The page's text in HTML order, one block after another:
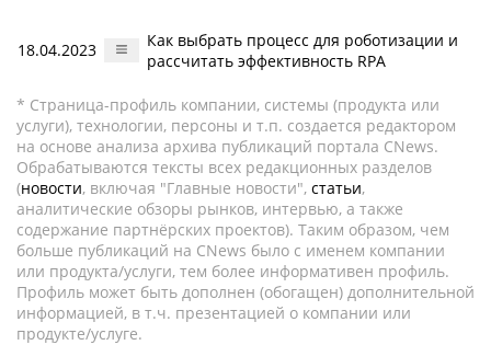
18.04.2023
Как выбрать процесс для роботизации и
рассчитать эффективность RPA
* Страница-профиль компании, системы (продукта или
услуги), технологии, персоны и т.п. создается редактором
на основе анализа архива публикаций портала CNews.
Обрабатываются тексты всех редакционных разделов
(новости, включая "Главные новости", статьи,
аналитические обзоры рынков, интервью, а также
содержание партнёрских проектов). Таким образом, чем
больше публикаций на CNews было с именем компании
или продукта/услуги, тем более информативен профиль.
Профиль может быть дополнен (обогащен) дополнительной
информацией, в т.ч. презентацией о компании или
продукте/услуге.